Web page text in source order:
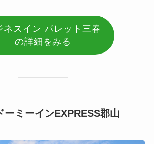
ネスイン パレット三春
の詳細をみる
ーミーインEXPRESS郡山